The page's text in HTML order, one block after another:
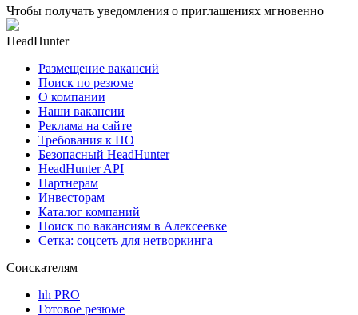
Чтобы получать уведомления о приглашениях мгновенно
HeadHunter
Размещение вакансий
Поиск по резюме
О компании
Наши вакансии
Реклама на сайте
Требования к ПО
Безопасный HeadHunter
HeadHunter API
Партнерам
Инвесторам
Каталог компаний
Поиск по вакансиям в Алексеевке
Сетка: соцсеть для нетворкинга
Соискателям
hh PRO
Готовое резюме